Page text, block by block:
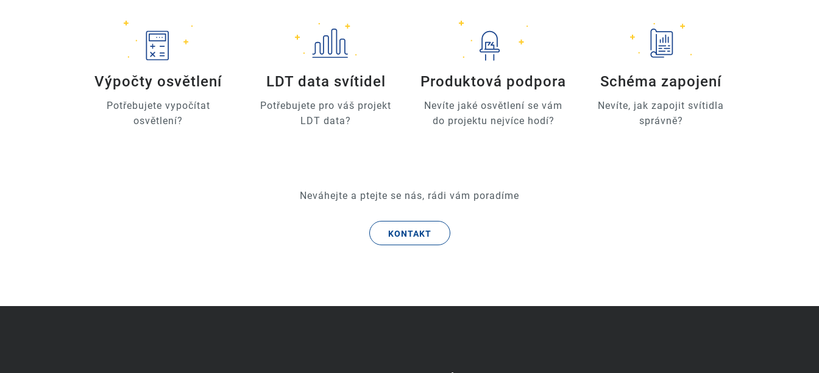
Výpočty osvětlení
Potřebujete vypočítat
osvětlení?
LDT data svítidel
Potřebujete pro váš projekt
LDT data?
Produktová podpora
Nevíte jaké osvětlení se vám
do projektu nejvíce hodí?
Schéma zapojení
Nevíte, jak zapojit svítidla
správně?
Neváhejte a ptejte se nás, rádi vám poradíme
KONTAKT